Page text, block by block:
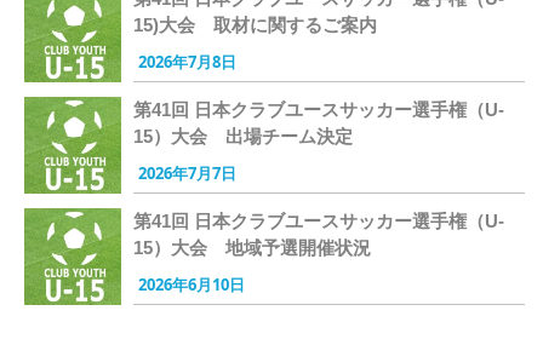
15)大会 取材に関するご案内
2026年7月8日
第41回 日本クラブユースサッカー選手権（U-
15）大会 出場チーム決定
2026年7月7日
第41回 日本クラブユースサッカー選手権（U-
15）大会 地域予選開催状況
2026年6月10日